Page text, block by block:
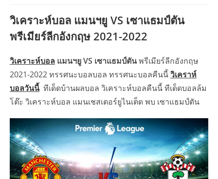
วิเคราะห์บอล แมนฯยู VS เซาแธมป์ตัน
พรีเมียร์ลีกอังกฤษ 2021-2022
วิเคราะห์บอล แมนฯยู VS เซาแธมป์ตันพรีเมียร์ลีกอังกฤษ
2021-2022 ทรรศนะบอลบอล ทรรศนะบอลคืนนี้วิเคราห์
บอลวันนี้ทีเด็ดบ้านผลบอล วิเคราะห์บอลคืนนี้ ทีเด็ดบอลล้ม
โต๊ะ วิเคราะห์บอล แมนเชสเตอร์ยูไนเต็ด พบ เซาแธมป์ตัน